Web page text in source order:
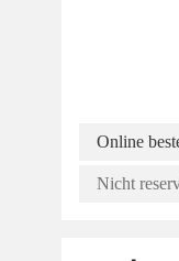
Online
Nicht